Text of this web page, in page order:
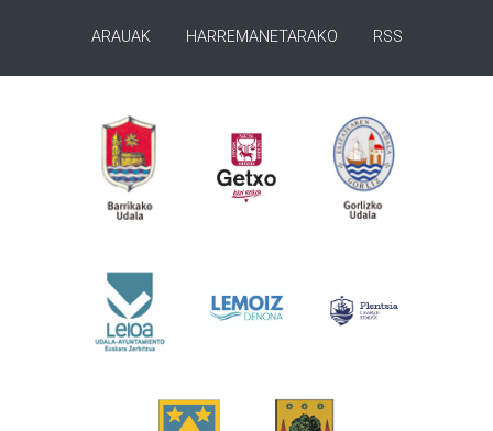
ARAUAK HARREMANETARAKO RSS